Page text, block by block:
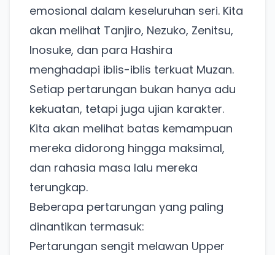
emosional dalam keseluruhan seri. Kita
akan melihat Tanjiro, Nezuko, Zenitsu,
Inosuke, dan para Hashira
menghadapi iblis-iblis terkuat Muzan.
Setiap pertarungan bukan hanya adu
kekuatan, tetapi juga ujian karakter.
Kita akan melihat batas kemampuan
mereka didorong hingga maksimal,
dan rahasia masa lalu mereka
terungkap.
Beberapa pertarungan yang paling
dinantikan termasuk:
Pertarungan sengit melawan Upper